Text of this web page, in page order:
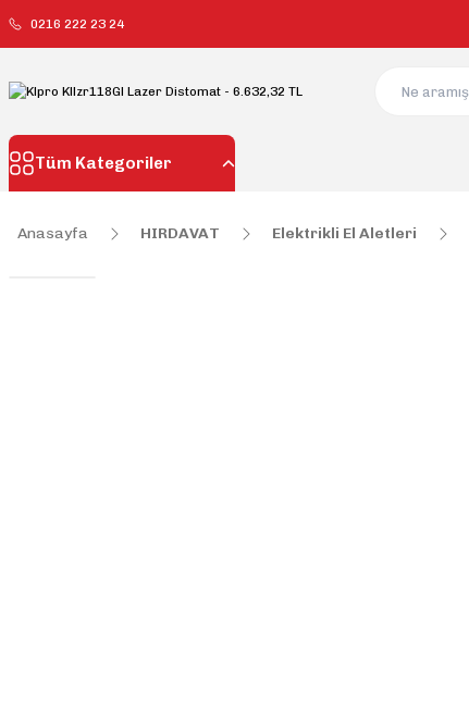
0216 222 23 24
Tüm Kategoriler
Anasayfa HIRDAVAT Elektrikli El Aletleri